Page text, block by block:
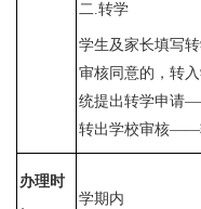
二.转学
学生及家长填写
审核同意的，转
统提出转学申请
转出学校审核——
办理时
学期内